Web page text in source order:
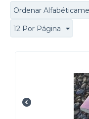
Ordenar
12 Por Página